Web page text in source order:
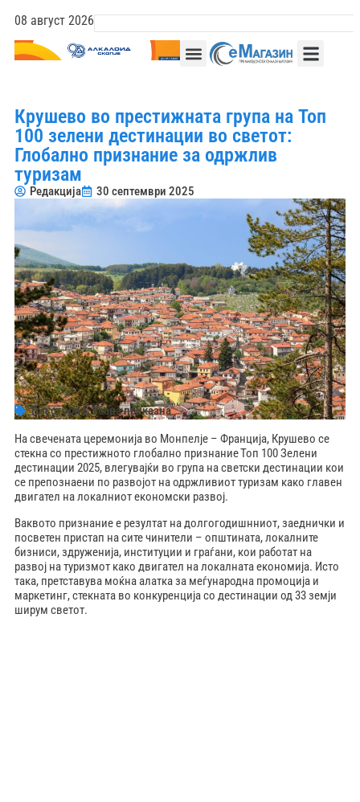
08 август 2026
Крушево во престижната група на Топ
100 зелени дестинации во светот:
Глобално признание за одржлив
туризам
Редакција 30 септември 2025
Топ стории,Убава приказна
На свечената церемонија во Монпелје – Франција, Крушево се
стекна со престижното глобално признание Топ 100 Зелени
дестинации 2025, влегувајќи во група на светски дестинации кои
се препознаени по развојот на одржливиот туризам како главен
двигател на локалниот економски развој.
Ваквото признание е резултат на долгогодишнниот, заеднички и
посветен пристап на сите чинители – општината, локалните
бизниси, здруженија, институции и граѓани, кои работат на
развој на туризмот како двигател на локалната економија. Исто
така, претставува моќна алатка за меѓународна промоција и
маркетинг, стекната во конкуренција со дестинации од 33 земји
ширум светот.